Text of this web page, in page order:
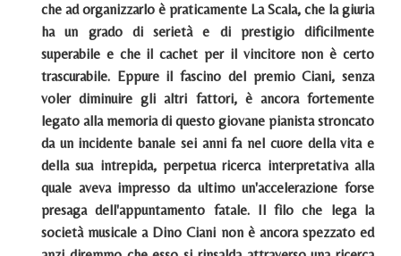
che ad organizzarlo è praticamente La Scala, che la giuria
ha un grado di serietà e di prestigio dificilmente
superabile e che il cachet per il vincitore non è certo
trascurabile. Eppure il fascino del premio Ciani, senza
voler diminuire gli altri fattori, è ancora fortemente
legato alla memoria di questo giovane pianista stroncato
da un incidente banale sei anni fa nel cuore della vita e
della sua intrepida, perpetua ricerca interpretativa alla
quale aveva impresso da ultimo un'accelerazione forse
presaga dell'appuntamento fatale. Il filo che lega la
società musicale a Dino Ciani non è ancora spezzato ed